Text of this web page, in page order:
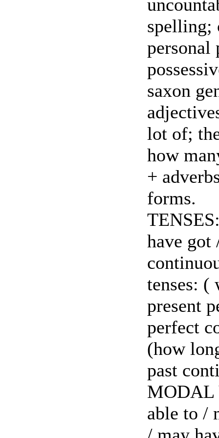
spelling;
personal
saxon
lot of;
how
+
forms.
have got
tenses:
present
perfect
(how
past
MODAL
able to /